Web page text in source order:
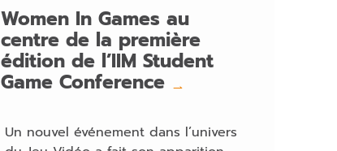
Women In Games au
centre de la première
édition de l’IIM Student
Game Conference →
Un nouvel événement dans l’univers